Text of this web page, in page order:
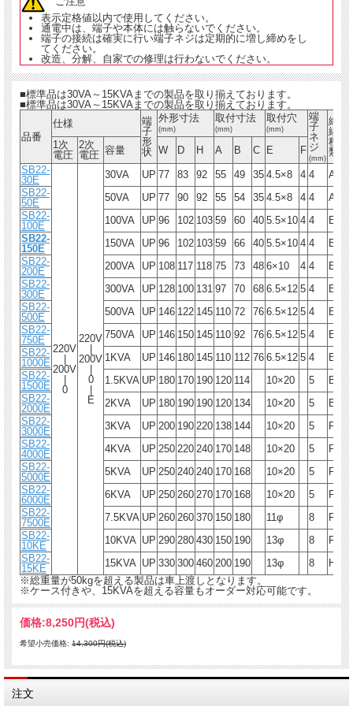
表示定格値以内で使用してください。
通電中は、端子や本体には触らないでください。
端子の接続は確実に行い端子ネジは定期的に増し締めをし
てください。
改造、分解、自家での修理は行わないでください。
■標準品は30VA～15KVAまでの製品を取り揃えております。
■標準品は30VA～15KVAまでの製品を取り揃えております。
品番
仕様
端
子
形
状
外形寸法
(mm)
取付寸法
(mm)
取付穴
(mm)
端
子
ネ
ジ
(mm)
絶
縁
種
類
1次
電圧
2次
電圧 容量 W D H A B C E
F
SB22-
30E
220V
200V
0
220V
200V
0
E
30VA UP 77 83 92 55 49 35 4.5×8 4 4 A
SB22-
50E
50VA UP 77 90 92 55 54 35 4.5×8 4 4 A
SB22-
100E
100VA UP 96 102 103 59 60 40 5.5×10 4 4 E
SB22-
150E
150VA UP 96 102 103 59 66 40 5.5×10 4 4 E
SB22-
200E
200VA UP 108 117 118 75 73 48 6×10 4 4 E
SB22-
300E
300VA UP 128 100 131 97 70 68 6.5×12 5 4 E
SB22-
500E
500VA UP 146 122 145 110 72 76 6.5×12 5 4 E
SB22-
750E
750VA UP 146 150 145 110 92 76 6.5×12 5 4 E
SB22-
1000E
1KVA UP 146 180 145 110 112 76 6.5×12 5 4 E
SB22-
1500E
1.5KVA UP 180 170 190 120 114 10×20 5 B
SB22-
2000E
2KVA UP 180 190 190 120 134 10×20 5 B
SB22-
3000E
3KVA UP 200 190 220 138 144 10×20 5 F
SB22-
4000E
4KVA UP 250 220 240 170 148 10×20 5 F
SB22-
5000E
5KVA UP 250 240 240 170 168 10×20 5 F
SB22-
6000E
6KVA UP 250 260 270 170 168 10×20 5 F
SB22-
7500E
7.5KVA UP 260 260 370 150 180 11φ 8 F
SB22-
10KE
10KVA UP 290 280 430 150 190 13φ 8 F
SB22-
15KE
15KVA UP 330 300 460 200 190 13φ 8 H
※総重量が50kgを超える製品は車上渡しとなります。
※ケース付きや、15KVAを超える容量もオーダー対応可能です。
価格:8,250円(税込)
希望小売価格: 14,300円(税込)
注文